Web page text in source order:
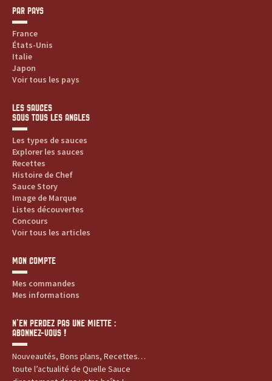
PAR PAYS
France
États-Unis
Italie
Japon
Voir tous les pays
LES SAUCES
SOUS TOUS LES ANGLES
Les types de sauces
Explorer les sauces
Recettes
Histoire de Chef
Sauce Story
Image de Marque
Listes découvertes
Concours
Voir tous les articles
MON COMPTE
Mes commandes
Mes informations
N’EN PERDEZ PAS UNE MIETTE :
ABONNEZ-VOUS !
Nouveautés, Bons plans, Recettes…
toute l’actualité de Quelle Sauce